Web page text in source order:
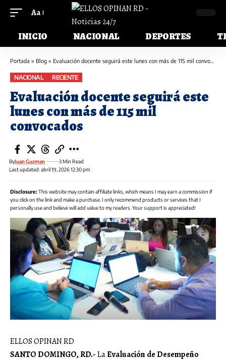
Aa
INICIO NACIONAL DEPORTES
Portada » Blog » Evaluación docente seguirá este lunes con más de 115 mil convocados
NACIONAL RECIENTE
Evaluación docente seguirá este
lunes con más de 115 mil
convocados
Last updated: abril 19, 2026 12:30 pm
ByJuan Guzman 3 Min Read
Disclosure:This website may contain affiliate links, which means I may earn a commission if
you click on the link and make a purchase. I only recommend products or services that I
personally use and believe will add value to my readers. Your support is appreciated!
ELLOS OPINAN RD
SANTO DOMINGO, RD.-LaEvaluación de Desempeño